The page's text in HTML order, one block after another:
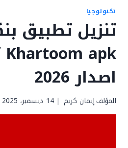
تكنولوجيا
اصدار 2026
المؤلفإيمان كريم 14 ديسمبر، 2025